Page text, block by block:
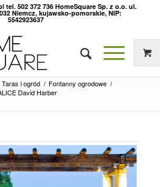
tel. 502 372 736 HomeSquare Sp. z o.o. ul.
Niemcz, kujawsko-pomorskie, NIP:
5542923637
Taras i ogród / Fontanny ogrodowe /
David Harber